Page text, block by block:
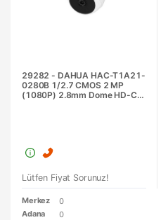
29282 - DAHUA HAC-T1A21-
0280B 1/2.7 CMOS 2 MP
(1080P) 2.8mm Dome HD-CVI
Lütfen Fiyat Sorunuz!
Merkez
0
Adana
0